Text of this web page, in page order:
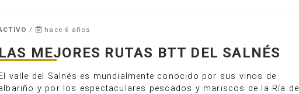
/ hace 6 años
MEJORES RUTAS BTT DEL SALNÉS
valle del Salnés es mundialmente conocido por sus vinos de
y por los espectaculares pescados y mariscos de la Ría de